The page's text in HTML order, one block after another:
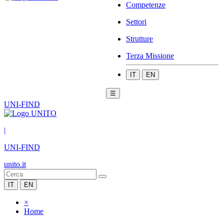
Competenze
Settori
Strutture
Terza Missione
IT EN
☰
UNI-FIND
|
UNI-FIND
unito.it
IT EN
×
Home